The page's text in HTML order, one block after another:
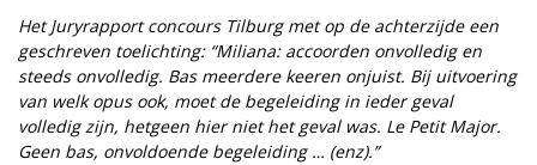
Het Juryrapport concours Tilburg met op de achterzijde een
geschreven toelichting: “Miliana: accoorden onvolledig en
steeds onvolledig. Bas meerdere keeren onjuist. Bij uitvoering
van welk opus ook, moet de begeleiding in ieder geval
volledig zijn, hetgeen hier niet het geval was. Le Petit Major.
Geen bas, onvoldoende begeleiding … (enz).”